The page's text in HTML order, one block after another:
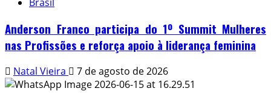
Anderson Franco participa do 1º Summit Mulheres
nas Profissões e reforça apoio à liderança feminina
Natal Vieira 7 de agosto de 2026